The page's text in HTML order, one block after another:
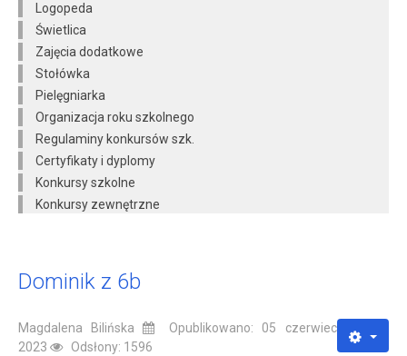
Logopeda
Świetlica
Zajęcia dodatkowe
Stołówka
Pielęgniarka
Organizacja roku szkolnego
Regulaminy konkursów szk.
Certyfikaty i dyplomy
Konkursy szkolne
Konkursy zewnętrzne
Dominik z 6b
Magdalena Bilińska
Opublikowano: 05 czerwiec
2023
Odsłony: 1596